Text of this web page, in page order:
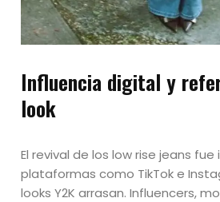
Influencia digital y
look
El revival de los low rise jeans
plataformas como TikTok e
looks Y2K arrasan. Influencers,